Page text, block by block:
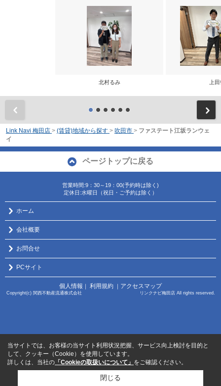
北村るみ 上
Link Navi 梅田店 > (賃貸)地域から探す > 吹田市 > ファステート江坂ランウェ
イ
ページトップに戻る
営業時間:9：30～19：00(予約時は除く)
定休日:水曜日（祝日・ご予約は除く）
ホーム
会社概要
お問合せ
PCサイト
個人情報 利用規約 アクセスマップ
Copyright(c) 関西不動産流通株式会社 リンクナビ梅田店 All rights reserved.
当サイトでは、お客様の当サイト利用状況把握、サービス向上検討を目的と
して、クッキー（Cookie）を使用しています。
詳しくは、当社の 「Cookieの取扱いについて」 をご確認ください。
閉じる